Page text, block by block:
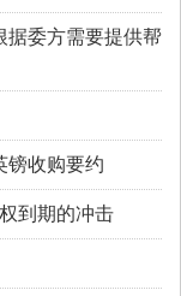
据委方需要提供帮
镑收购要约
到期的冲击